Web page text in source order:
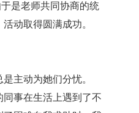
是老师共同协商的统
动取得圆满成功。
主动为她们分忧。
事在生活上遇到了不